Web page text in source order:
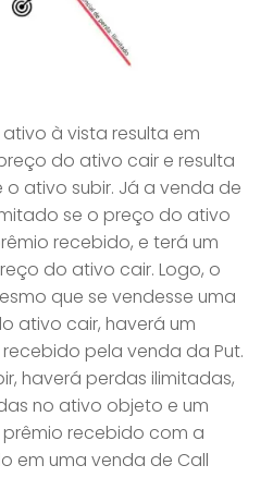
à vista resulta em
do ativo cair e resulta
ativo subir. Já a venda de
se o preço do ativo
recebido, e terá um
do ativo cair. Logo, o
que se vendesse uma
ativo cair, haverá um
pela venda da Put.
haverá perdas ilimitadas,
no ativo objeto e um
recebido com a
em uma venda de Call